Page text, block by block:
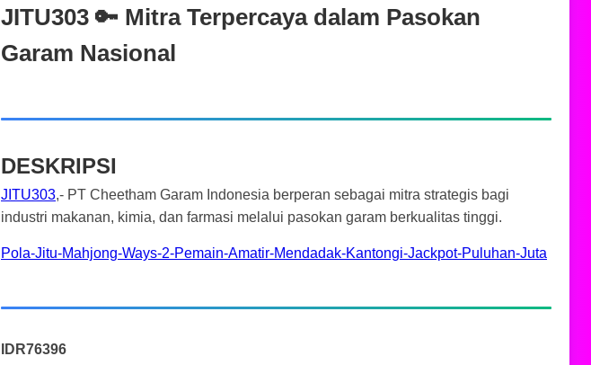
JITU303 🔑 Mitra Terpercaya dalam Pasokan
Garam Nasional
DESKRIPSI
JITU303,- PT Cheetham Garam Indonesia berperan sebagai mitra strategis bagi
industri makanan, kimia, dan farmasi melalui pasokan garam berkualitas tinggi.
Pola-Jitu-Mahjong-Ways-2-Pemain-Amatir-Mendadak-Kantongi-Jackpot-Puluhan-Juta
IDR76396